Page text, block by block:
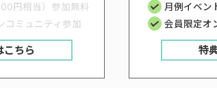
円相当）参加無料
コミュニティ参加
こちら
月例イベン
会員限定オ
特